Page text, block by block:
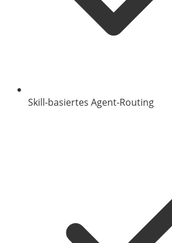
Skill-basiertes Agent-Routing